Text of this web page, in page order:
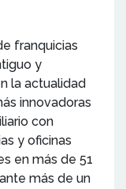
franquicias
y
la actualidad
innovadoras
con
y oficinas
en más de 51
más de un